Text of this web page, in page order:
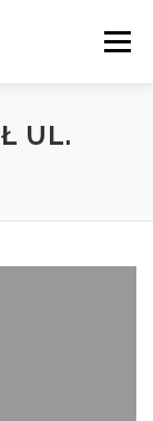
Menu
UL.